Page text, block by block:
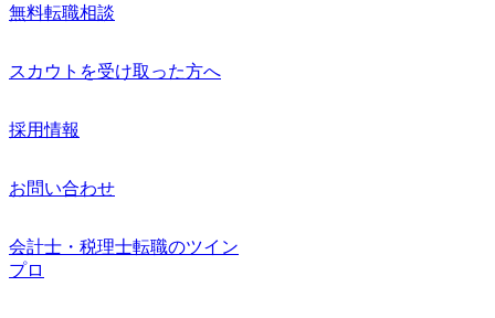
無料転職相談
スカウトを受け取った方へ
採用情報
お問い合わせ
会計士・税理士転職のツイン
プロ